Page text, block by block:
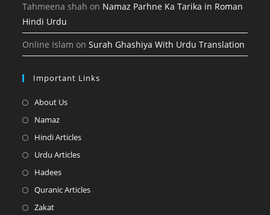
Tahmeena shah on Namaz Parhne Ka Tarika in Roman
Hindi Urdu
Online Islam onSurah Ghashiya With Urdu Translation
Important Links
About UsOpens
a
tab
NamazOpens
in
tab
Hindi ArticlesOpens
tab
Urdu ArticlesOpens
a
HadeesOpens
in
Quranic ArticlesOpens
ZakatOpens